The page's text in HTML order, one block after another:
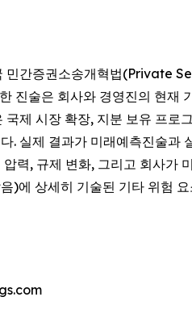
민간증권소송개혁법
진술은 회사와 경영진의 현재
제 시장 확장, 지분 보유 프로
. 실제 결과가 미래예측진술
압력, 규제 변화, 그리고 회사
)에 상세히 기술된 기타 위험